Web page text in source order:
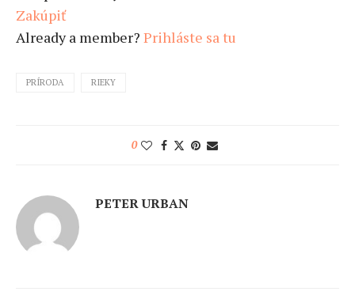
Zakúpiť
Already a member? Prihláste sa tu
PRÍRODA RIEKY
0
PETER URBAN